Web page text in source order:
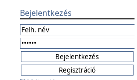
Bejelentkezés